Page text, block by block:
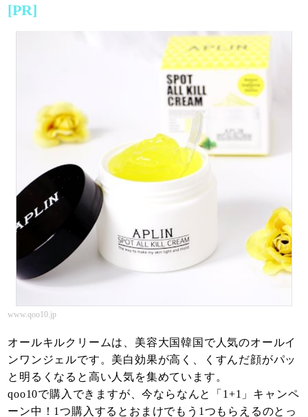
[PR]
www.qoo10.jp
オールキルクリームは、美容大国韓国で人気のオールイ
ンワンジェルです。美白効果が高く、くすんだ顔がパッ
と明るくなると高い人気を集めています。
qoo10で購入できますが、今ならなんと「1+1」キャンペ
ーン中！1つ購入するとおまけでもう1つもらえるのとっ